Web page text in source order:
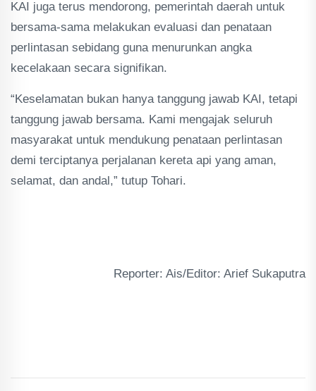
KAI juga terus mendorong, pemerintah daerah untuk
bersama-sama melakukan evaluasi dan penataan
perlintasan sebidang guna menurunkan angka
kecelakaan secara signifikan.
“Keselamatan bukan hanya tanggung jawab KAI, tetapi
tanggung jawab bersama. Kami mengajak seluruh
masyarakat untuk mendukung penataan perlintasan
demi terciptanya perjalanan kereta api yang aman,
selamat, dan andal,” tutup Tohari.
Reporter: Ais/Editor: Arief Sukaputra